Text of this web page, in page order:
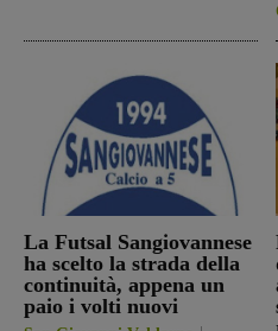
La Futsal Sangiovannese
ha scelto la strada della
continuità, appena un
paio i volti nuovi